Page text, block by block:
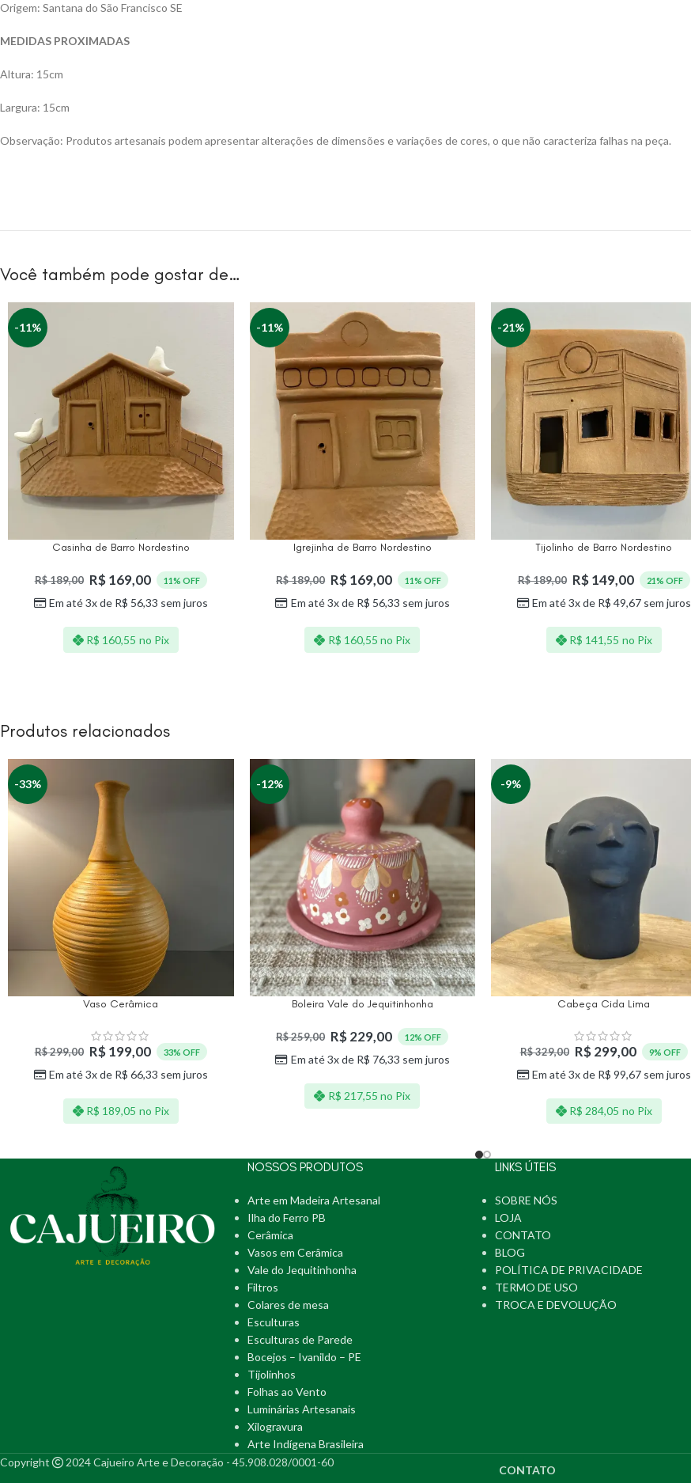
Origem: Santana do São Francisco SE
MEDIDAS PROXIMADAS
Altura: 15cm
Largura: 15cm
Observação: Produtos artesanais podem apresentar alterações de dimensões e variações de cores, o que não caracteriza falhas na peça.
Você também pode gostar de…
-11%
Casinha de Barro Nordestino
R$189,00 R$169,00 11% OFF
Em até 3x de R$ 56,33 sem juros
R$ 160,55 no Pix
-11%
Igrejinha de Barro Nordestino
R$189,00 R$169,00 11% OFF
Em até 3x de R$ 56,33 sem juros
R$ 160,55 no Pix
-21%
Tijolinho de Barro Nordestino
R$189,00 R$149,00 21% OFF
Em até 3x de R$ 49,67 sem juros
R$ 141,55 no Pix
Produtos relacionados
-33%
Vaso Cerâmica
R$299,00 R$199,00 33% OFF
Em até 3x de R$ 66,33 sem juros
R$ 189,05 no Pix
-12%
Boleira Vale do Jequitinhonha
R$259,00 R$229,00 12% OFF
Em até 3x de R$ 76,33 sem juros
R$ 217,55 no Pix
-9%
Cabeça Cida Lima
R$329,00 R$299,00 9% OFF
Em até 3x de R$ 99,67 sem juros
R$ 284,05 no Pix
NOSSOS PRODUTOS
Arte em Madeira Artesanal
Ilha do Ferro PB
Cerâmica
Vasos em Cerâmica
Vale do Jequitinhonha
Filtros
Colares de mesa
Esculturas
Esculturas de Parede
Bocejos – Ivanildo – PE
Tijolinhos
Folhas ao Vento
Luminárias Artesanais
Xilogravura
Arte Indígena Brasileira
LINKS ÚTEIS
SOBRE NÓS
LOJA
CONTATO
BLOG
POLÍTICA DE PRIVACIDADE
TERMO DE USO
TROCA E DEVOLUÇÃO
Copyright 2024 Cajueiro Arte e Decoração - 45.908.028/0001-60
CONTATO